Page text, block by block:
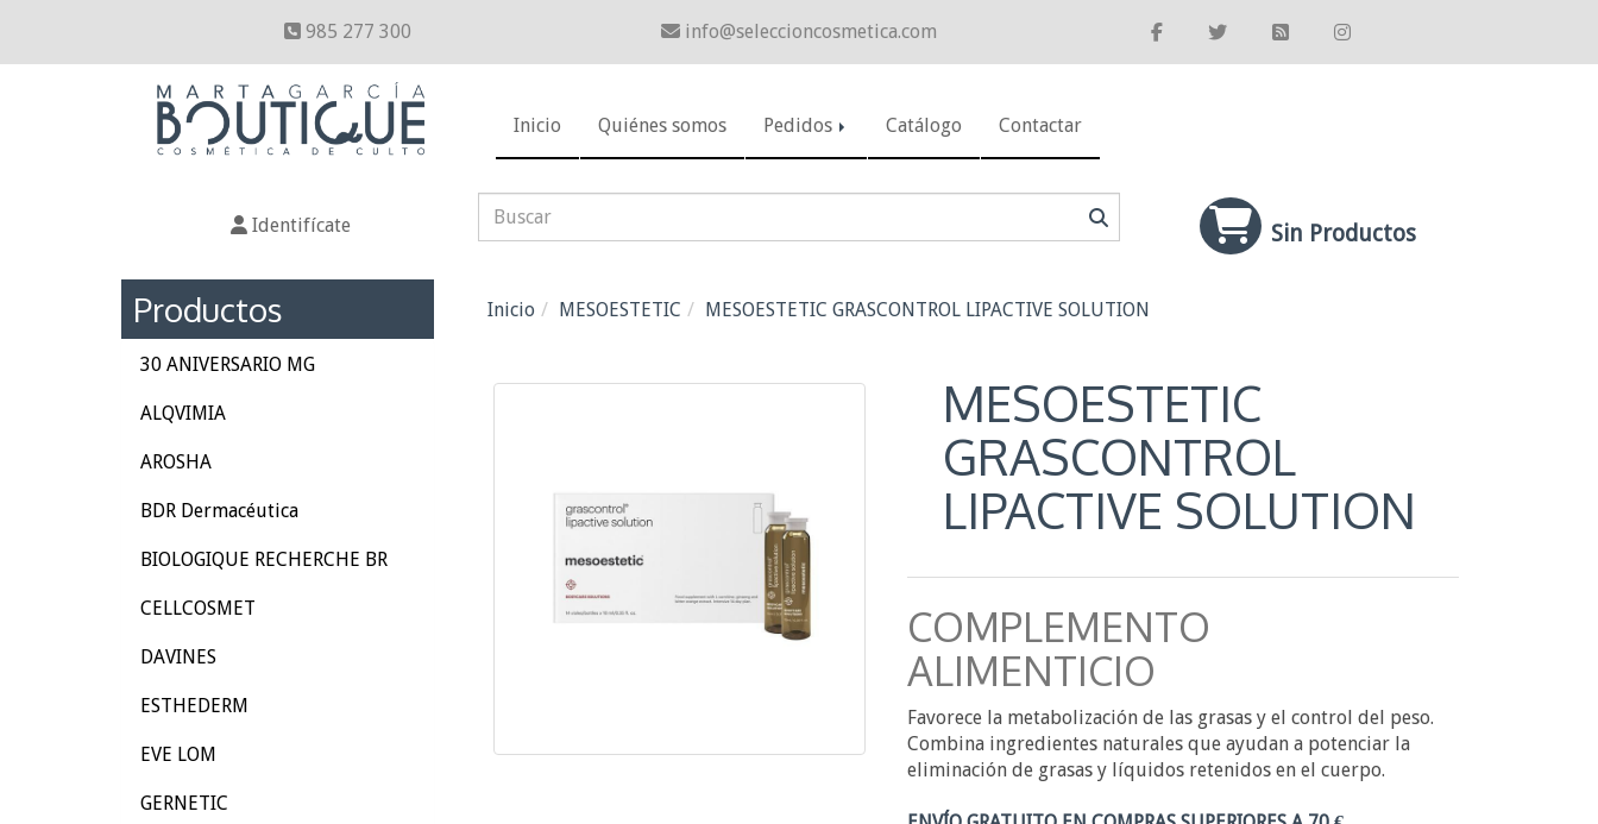
985 277 300 info seleccioncosmetica.com
Inicio Quiénes somos Pedidos Catálogo Contactar
Identifícate Sin Productos
Inicio MESOESTETIC MESOESTETIC GRASCONTROL LIPACTIVE SOLUTION
MESOESTETIC
GRASCONTROL
LIPACTIVE SOLUTION
COMPLEMENTO
ALIMENTICIO
Favorece la metabolización de las grasas y el control del peso.
Combina ingredientes naturales que ayudan a potenciar la
eliminación de grasas y líquidos retenidos en el cuerpo.
Productos
30 ANIVERSARIO MG
ALQVIMIA
AROSHA
BDR Dermacéutica
BIOLOGIQUE RECHERCHE BR
CELLCOSMET
DAVINES
ESTHEDERM
EVE LOM
GERNETIC